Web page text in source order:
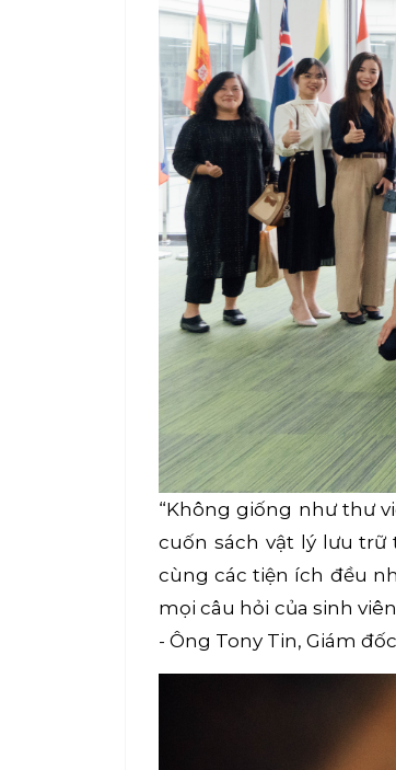
“Không giống như thư
cuốn sách vật lý lưu
cùng các tiện ích đều
mọi câu hỏi của sinh
- Ông Tony Tin, Giám